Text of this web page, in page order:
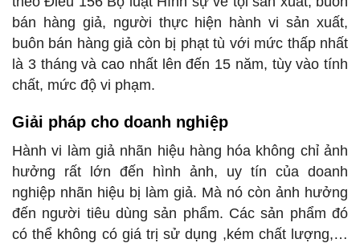
bán hàng giả, người thực hiện hành vi sản xuất,
buôn bán hàng giả còn bị phạt tù với mức thấp nhất
là 3 tháng và cao nhất lên đến 15 năm, tùy vào tính
chất, mức độ vi phạm.
Giải pháp cho doanh nghiệp
Hành vi làm giả nhãn hiệu hàng hóa không chỉ ảnh
hưởng rất lớn đến hình ảnh, uy tín của doanh
nghiệp nhãn hiệu bị làm giả. Mà nó còn ảnh hưởng
đến người tiêu dùng sản phẩm. Các sản phẩm đó
có thể không có giá trị sử dụng ,kém chất lượng,…